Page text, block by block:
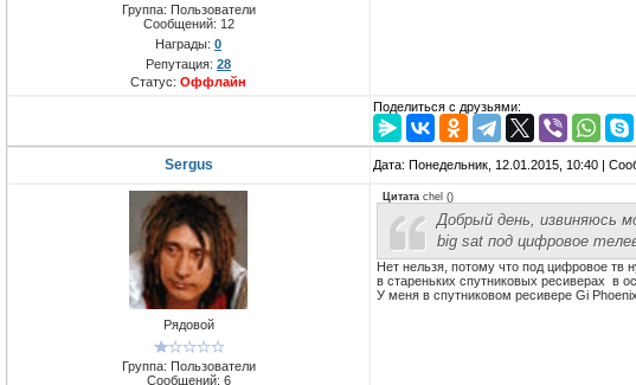
Группа: Пользователи
Сообщений: 12
Награды: 0
Репутация: 28
Статус: Оффлайн
Поделиться с друзьями:
Sergus Дата: Понедельник, 12.01.2015, 10:40 |
Рядовой
Группа: Пользователи
Сообщений: 6
Цитата chel ()
Добрый день, извиняюсь
big sat под цифровое
Нет нельзя, потому что под цифровое тв
в стареньких спутниковых ресиверах в
У меня в спутниковом ресивере Gi